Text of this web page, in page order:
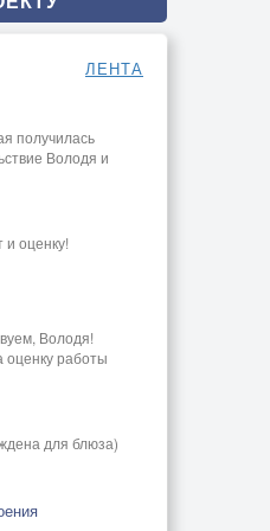
ЛЕНТА
получилась
Володя и
и оценку!
Володя!
оценку работы
для блюза)